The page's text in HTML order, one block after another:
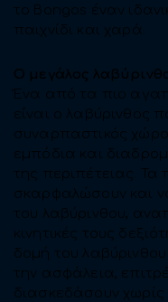
το Bongos έναν
παιχνίδι και χαρά.
Ο μεγάλος
Ένα από τα πιο
είναι ο λαβύρινθος
συναρπαστικός
εμπόδια και
της περιπέτειας. Τα
σκαρφαλώσουν και
του λαβύρινθου,
κινητικές τους
δομή του
την ασφάλεια,
διασκεδάσουν χωρίς